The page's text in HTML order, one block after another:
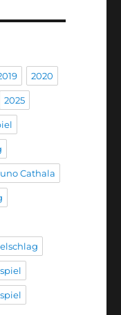
2020
2025
Cathala